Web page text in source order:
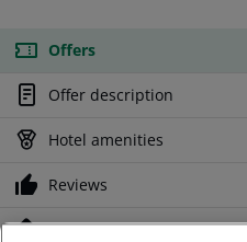
Offers
Offer description
Hotel amenities
Reviews
Location